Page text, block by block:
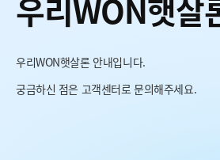
우리WON햇살
우리WON햇살론 안내입니다.
궁금하신 점은 고객센터로 문의해주세요.